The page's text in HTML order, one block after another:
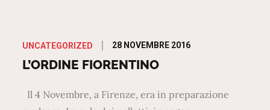
UNCATEGORIZED
Posted
on
28 NOVEMBRE 2016
L’ORDINE FIORENTINO
Il 4 Novembre, a Firenze, era in preparazione